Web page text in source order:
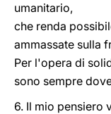
umanitario,
che renda
ammassate sulla
Per l'opera di
sono sempre
6. Il mio pensiero